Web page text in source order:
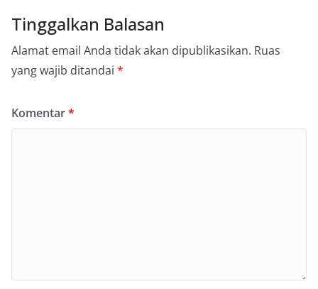
Tinggalkan Balasan
Alamat email Anda tidak akan dipublikasikan. Ruas
yang wajib ditandai *
Komentar*